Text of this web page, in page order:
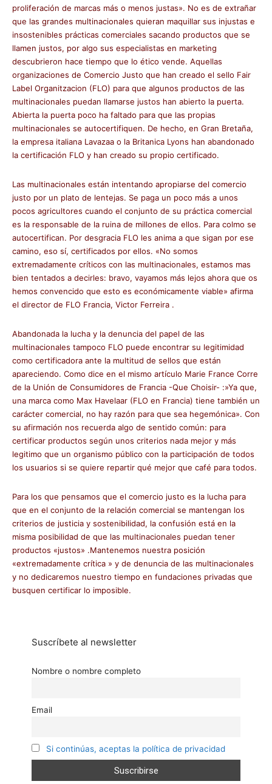
proliferación de marcas más o menos justas». No es de extrañar
que las grandes multinacionales quieran maquillar sus injustas e
insostenibles prácticas comerciales sacando productos que se
llamen justos, por algo sus especialistas en marketing
descubrieron hace tiempo que lo ético vende. Aquellas
organizaciones de Comercio Justo que han creado el sello Fair
Label Organitzacion (FLO) para que algunos productos de las
multinacionales puedan llamarse justos han abierto la puerta.
Abierta la puerta poco ha faltado para que las propias
multinacionales se autocertifiquen. De hecho, en Gran Bretaña,
la empresa italiana Lavazaa o la Britanica Lyons han abandonado
la certificación FLO y han creado su propio certificado.
Las multinacionales están intentando apropiarse del comercio
justo por un plato de lentejas. Se paga un poco más a unos
pocos agricultores cuando el conjunto de su práctica comercial
es la responsable de la ruina de millones de ellos. Para colmo se
autocertifican. Por desgracia FLO les anima a que sigan por ese
camino, eso sí, certificados por ellos. «No somos
extremadamente críticos con las multinacionales, estamos mas
bien tentados a decirles: bravo, vayamos más lejos ahora que os
hemos convencido que esto es económicamente viable» afirma
el director de FLO Francia, Victor Ferreira .
Abandonada la lucha y la denuncia del papel de las
multinacionales tampoco FLO puede encontrar su legitimidad
como certificadora ante la multitud de sellos que están
apareciendo. Como dice en el mismo artículo Marie France Corre
de la Unión de Consumidores de Francia -Que Choisir- :»Ya que,
una marca como Max Havelaar (FLO en Francia) tiene también un
carácter comercial, no hay razón para que sea hegemónica». Con
su afirmación nos recuerda algo de sentido común: para
certificar productos según unos criterios nada mejor y más
legitimo que un organismo público con la participación de todos
los usuarios si se quiere repartir qué mejor que café para todos.
Para los que pensamos que el comercio justo es la lucha para
que en el conjunto de la relación comercial se mantengan los
criterios de justicia y sostenibilidad, la confusión está en la
misma posibilidad de que las multinacionales puedan tener
productos «justos» .Mantenemos nuestra posición
«extremadamente crítica » y de denuncia de las multinacionales
y no dedicaremos nuestro tiempo en fundaciones privadas que
busquen certificar lo imposible.
Suscríbete al newsletter
Nombre o nombre completo
Email
Si continúas, aceptas la política de privacidad